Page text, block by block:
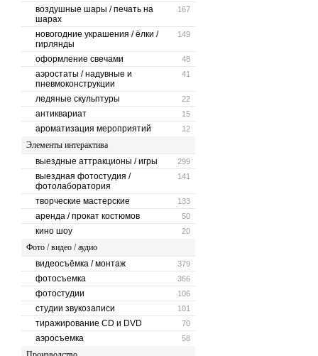
167
воздушные шары / печать на
шарах
149
новогодние украшения / ёлки /
гирлянды
48
оформление свечами
41
аэростаты / надувные и
пневмоконструкции
22
ледяные скульптуры
15
антиквариат
12
ароматизация мероприятий
Элементы интерактива
299
выездные аттракционы / игры
141
выездная фотостудия /
фотолаборатория
133
творческие мастерские
50
аренда / прокат костюмов
20
кино шоу
Фото / видео / аудио
379
видеосъёмка / монтаж
366
фотосъемка
106
фотостудии
101
студии звукозаписи
70
тиражирование CD и DVD
58
аэросъемка